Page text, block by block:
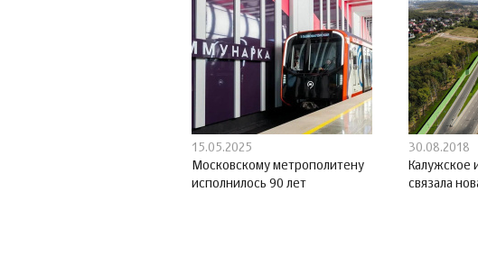
15.05.2025
Московскому метрополитену
исполнилось 90 лет
30.08.2018
Калужское
связала